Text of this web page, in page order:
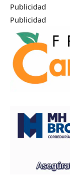
Publicidad
Publicidad